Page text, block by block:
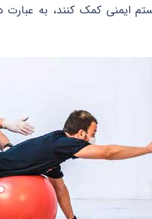
ایمنی کمک کنند، به عبارت